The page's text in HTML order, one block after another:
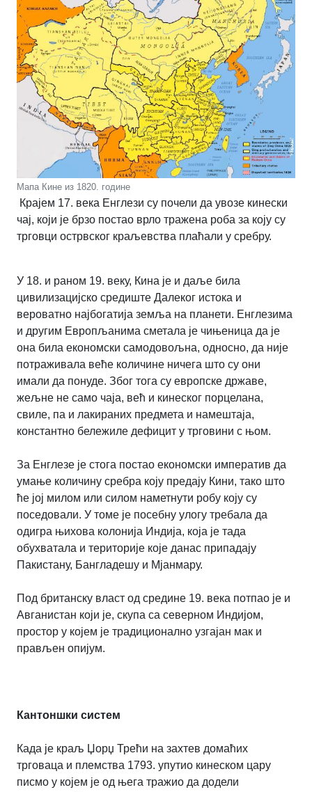
Мапа Кине из 1820. године
Крајем 17. века Енглези су почели да увозе кинески
чај, који је брзо постао врло тражена роба за коју су
трговци острвског краљевства плаћали у сребру.
У 18. и раном 19. веку, Кина је и даље била
цивилизацијско средиште Далеког истока и
вероватно најбогатија земља на планети. Енглезима
и другим Европљанима сметала је чињеница да је
она била економски самодовољна, односно, да није
потраживала веће количине ничега што су они
имали да понуде. Због тога су европске државе,
жељне не само чаја, већ и кинеског порцелана,
свиле, па и лакираних предмета и намештаја,
константно бележиле дефицит у трговини с њом.
За Енглезе је стога постао економски императив да
умање количину сребра коју предају Кини, тако што
ће јој милом или силом наметнути робу коју су
поседовали. У томе је посебну улогу требала да
одигра њихова колонија Индија, која је тада
обухватала и територије које данас припадају
Пакистану, Бангладешу и Мјанмару.
Под британску власт од средине 19. века потпао је и
Авганистан који је, скупа са северном Индијом,
простор у којем је традиционално узгајан мак и
прављен опијум.
Кантоншки систем
Када је краљ Џорџ Трећи на захтев домаћих
трговаца и племства 1793. упутио кинеском цару
писмо у којем је од њега тражио да додели